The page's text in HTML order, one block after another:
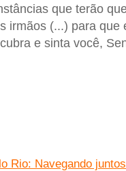
que terão
irmãos (...) para que
e sinta você,
Rio: Navegando